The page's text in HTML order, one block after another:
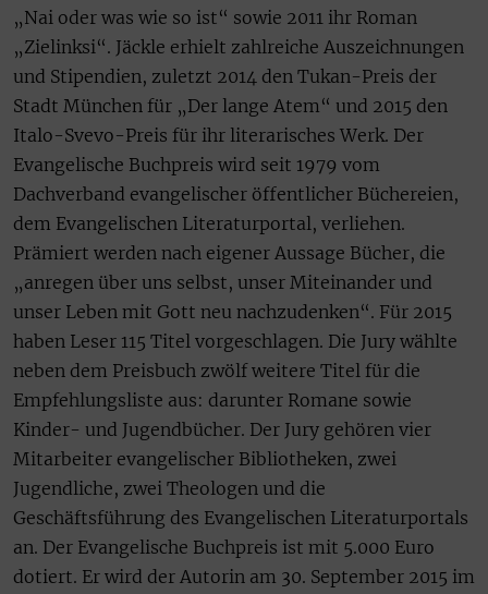
„Nai oder was wie so ist“ sowie 2011 ihr Roman
„Zielinksi“. Jäckle erhielt zahlreiche Auszeichnungen
und Stipendien, zuletzt 2014 den Tukan-Preis der
Stadt München für „Der lange Atem“ und 2015 den
Italo-Svevo-Preis für ihr literarisches Werk. Der
Evangelische Buchpreis wird seit 1979 vom
Dachverband evangelischer öffentlicher Büchereien,
dem Evangelischen Literaturportal, verliehen.
Prämiert werden nach eigener Aussage Bücher, die
„anregen über uns selbst, unser Miteinander und
unser Leben mit Gott neu nachzudenken“. Für 2015
haben Leser 115 Titel vorgeschlagen. Die Jury wählte
neben dem Preisbuch zwölf weitere Titel für die
Empfehlungsliste aus: darunter Romane sowie
Kinder- und Jugendbücher. Der Jury gehören vier
Mitarbeiter evangelischer Bibliotheken, zwei
Jugendliche, zwei Theologen und die
Geschäftsführung des Evangelischen Literaturportals
an. Der Evangelische Buchpreis ist mit 5.000 Euro
dotiert. Er wird der Autorin am 30. September 2015 im